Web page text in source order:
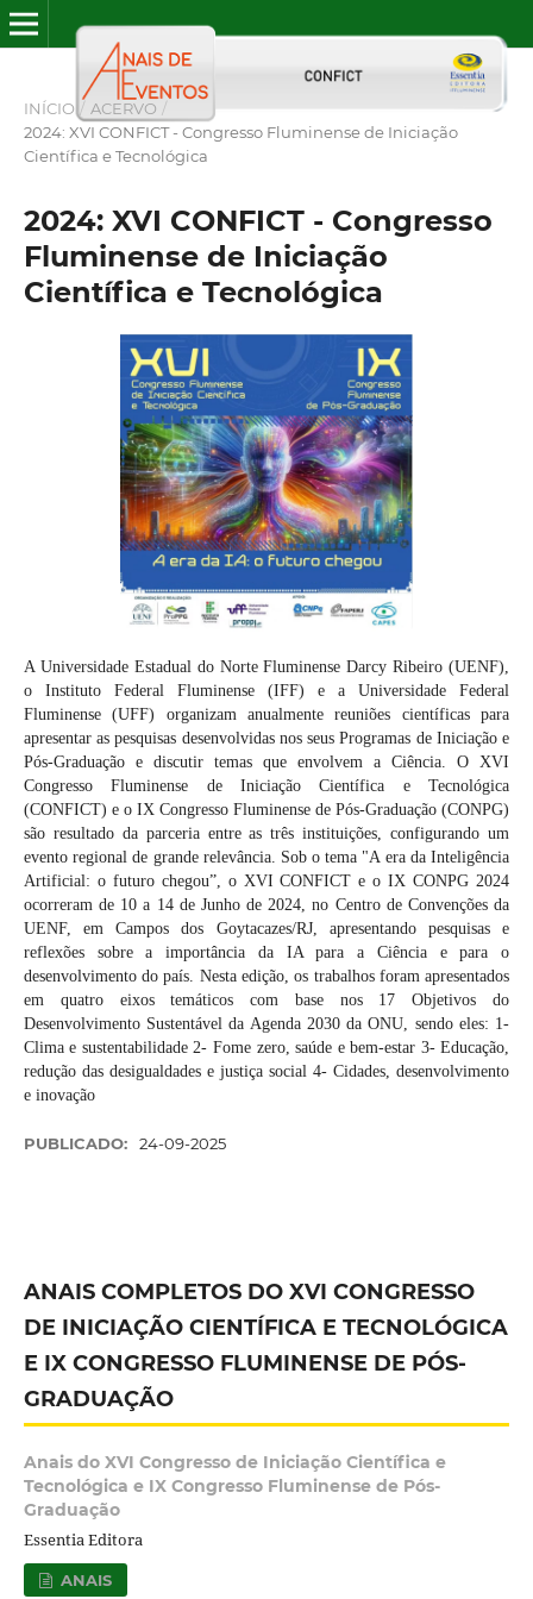
INÍCIO / ACERVO /
2024: XVI CONFICT - Congresso Fluminense de Iniciação
Científica e Tecnológica
2024: XVI CONFICT - Congresso
Fluminense de Iniciação
Científica e Tecnológica
A Universidade Estadual do Norte Fluminense Darcy Ribeiro (UENF),
o Instituto Federal Fluminense (IFF) e a Universidade Federal
Fluminense (UFF) organizam anualmente reuniões científicas para
apresentar as pesquisas desenvolvidas nos seus Programas de Iniciação e
Pós-Graduação e discutir temas que envolvem a Ciência. O XVI
Congresso Fluminense de Iniciação Científica e Tecnológica
(CONFICT) e o IX Congresso Fluminense de Pós-Graduação (CONPG)
são resultado da parceria entre as três instituições, configurando um
evento regional de grande relevância. Sob o tema "A era da Inteligência
Artificial: o futuro chegou”, o XVI CONFICT e o IX CONPG 2024
ocorreram de 10 a 14 de Junho de 2024, no Centro de Convenções da
UENF, em Campos dos Goytacazes/RJ, apresentando pesquisas e
reflexões sobre a importância da IA para a Ciência e para o
desenvolvimento do país. Nesta edição, os trabalhos foram apresentados
em quatro eixos temáticos com base nos 17 Objetivos do
Desenvolvimento Sustentável da Agenda 2030 da ONU, sendo eles: 1-
Clima e sustentabilidade 2- Fome zero, saúde e bem-estar 3- Educação,
redução das desigualdades e justiça social 4- Cidades, desenvolvimento
e inovação
PUBLICADO: 24-09-2025
ANAIS COMPLETOS DO XVI CONGRESSO
DE INICIAÇÃO CIENTÍFICA E TECNOLÓGICA
E IX CONGRESSO FLUMINENSE DE PÓS-
GRADUAÇÃO
Anais do XVI Congresso de Iniciação Científica e
Tecnológica e IX Congresso Fluminense de Pós-
Graduação
Essentia Editora
ANAIS